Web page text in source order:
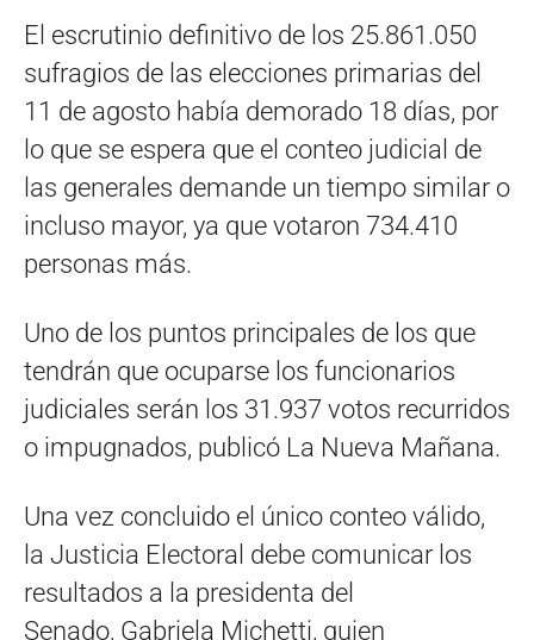
El escrutinio definitivo de los 25.861.050
sufragios de las elecciones primarias del
11 de agosto había demorado 18 días, por
lo que se espera que el conteo judicial de
las generales demande un tiempo similar o
incluso mayor, ya que votaron 734.410
personas más.
Uno de los puntos principales de los que
tendrán que ocuparse los funcionarios
judiciales serán los 31.937 votos recurridos
o impugnados, publicó La Nueva Mañana.
Una vez concluido el único conteo válido,
la Justicia Electoral debe comunicar los
resultados a la presidenta del
Senado, Gabriela Michetti, quien